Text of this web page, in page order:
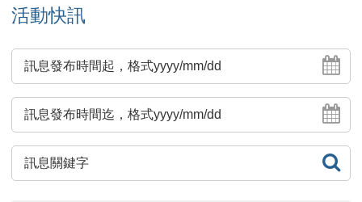
活動快訊
訊
息
發
布
訊
息
發